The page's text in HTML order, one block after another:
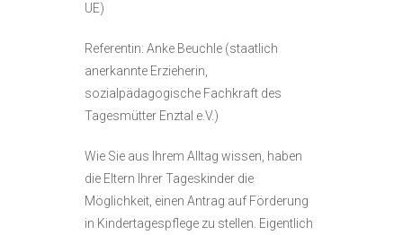
UE)
Referentin: Anke Beuchle (staatlich
anerkannte Erzieherin,
sozialpädagogische Fachkraft des
Tagesmütter Enztal e.V.)
Wie Sie aus Ihrem Alltag wissen, haben
die Eltern Ihrer Tageskinder die
Möglichkeit, einen Antrag auf Förderung
in Kindertagespflege zu stellen. Eigentlich